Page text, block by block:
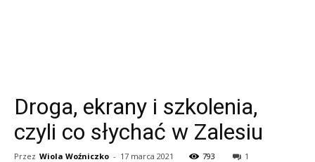
Droga, ekrany i szkolenia,
czyli co słychać w Zalesiu
Przez Wiola Woźniczko - 17 marca 2021 793 1